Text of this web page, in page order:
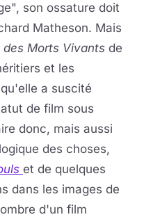
son ossature doit
Matheson. Mais
des Morts Vivants de
et les
a suscité
de film sous
donc, mais aussi
des choses,
et de quelques
dans les images de
d'un film